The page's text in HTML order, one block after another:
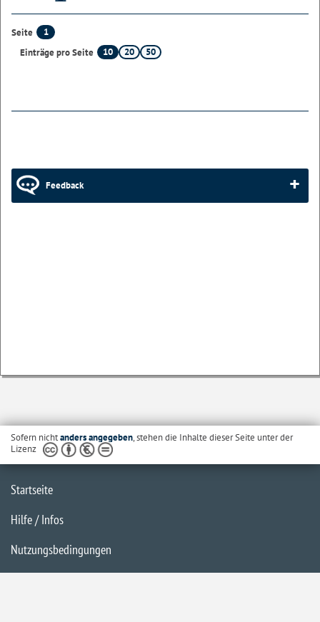
Seite
1
Einträge pro Seite
10 20 50
Feedback
Sofern nichtanders angegeben, stehen die Inhalte dieser Seite unter der
Lizenz
Startseite
Hilfe / Infos
Nutzungsbedingungen